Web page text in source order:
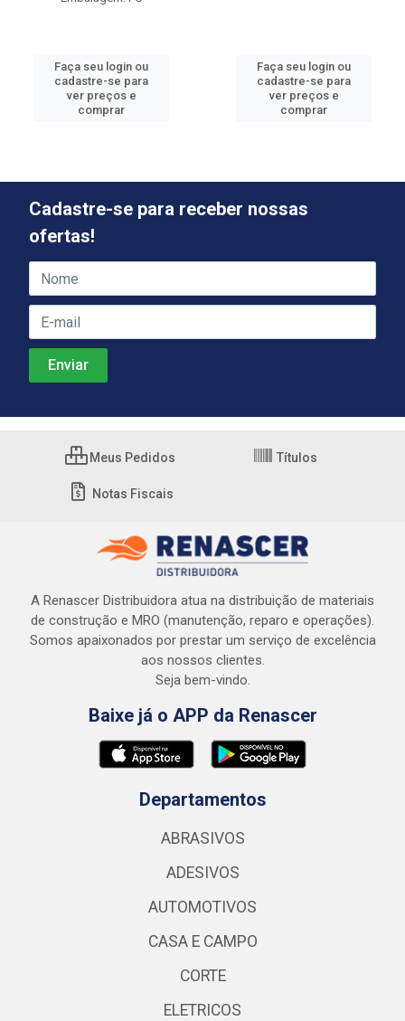
Faça seu login ou
cadastre-se para
ver preços e
comprar
Faça seu login ou
cadastre-se para
ver preços e
comprar
Cadastre-se para receber nossas
ofertas!
Meus Pedidos Títulos
Notas Fiscais
A Renascer Distribuidora atua na distribuição de materiais
de construção e MRO (manutenção, reparo e operações).
Somos apaixonados por prestar um serviço de excelência
aos nossos clientes.
Seja bem-vindo.
Baixe já o APP da Renascer
Departamentos
ABRASIVOS
ADESIVOS
AUTOMOTIVOS
CASA E CAMPO
CORTE
ELETRICOS